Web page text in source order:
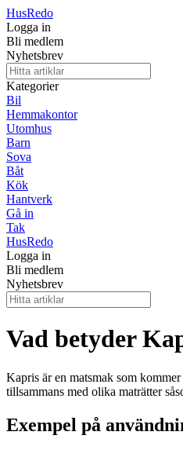
HusRedo
Logga in
Bli medlem
Nyhetsbrev
Kategorier
Bil
Hemmakontor
Utomhus
Barn
Sova
Båt
Kök
Hantverk
Gå in
Tak
HusRedo
Logga in
Bli medlem
Nyhetsbrev
Vad betyder
Kapris är en matsmak som
tillsammans med olika maträtter
Exempel på